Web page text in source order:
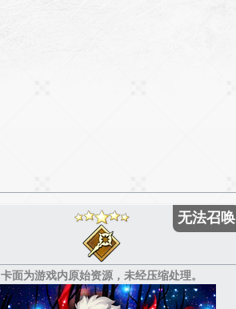
无法召唤
卡面为游戏内原始资源，未经压缩处理。